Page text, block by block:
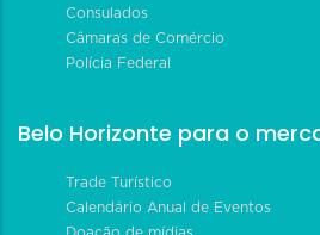
Consulados
Câmaras de Comércio
Polícia Federal
Belo Horizonte para o
Trade Turístico
Calendário Anual de Eventos